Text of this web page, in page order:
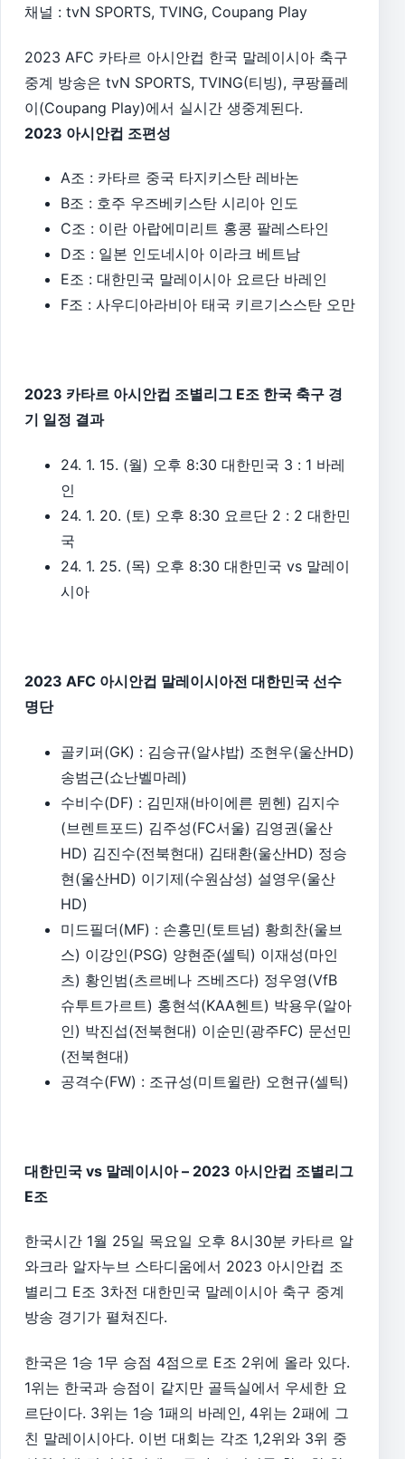
채널 : tvN SPORTS, TVING, Coupang Play
2023 AFC 카타르 아시안컵 한국 말레이시아 축구
중계 방송은 tvN SPORTS, TVING(티빙), 쿠팡플레
이(Coupang Play)에서 실시간 생중계된다.
2023 아시안컵 조편성
A조 : 카타르 중국 타지키스탄 레바논
B조 : 호주 우즈베키스탄 시리아 인도
C조 : 이란 아랍에미리트 홍콩 팔레스타인
D조 : 일본 인도네시아 이라크 베트남
E조 : 대한민국 말레이시아 요르단 바레인
F조 : 사우디아라비아 태국 키르기스스탄 오만
2023 카타르 아시안컵 조별리그 E조 한국 축구 경
기 일정 결과
24. 1. 15. (월) 오후 8:30 대한민국 3 : 1 바레
인
24. 1. 20. (토) 오후 8:30 요르단 2 : 2 대한민
국
24. 1. 25. (목) 오후 8:30 대한민국 vs 말레이
시아
2023 AFC 아시안컵 말레이시아전 대한민국 선수
명단
골키퍼(GK) : 김승규(알샤밥) 조현우(울산HD)
송범근(쇼난벨마레)
수비수(DF) : 김민재(바이에른 뮌헨) 김지수
(브렌트포드) 김주성(FC서울) 김영권(울산
HD) 김진수(전북현대) 김태환(울산HD) 정승
현(울산HD) 이기제(수원삼성) 설영우(울산
HD)
미드필더(MF) : 손흥민(토트넘) 황희찬(울브
스) 이강인(PSG) 양현준(셀틱) 이재성(마인
츠) 황인범(츠르베나 즈베즈다) 정우영(VfB
슈투트가르트) 홍현석(KAA헨트) 박용우(알아
인) 박진섭(전북현대) 이순민(광주FC) 문선민
(전북현대)
공격수(FW) : 조규성(미트윌란) 오현규(셀틱)
대한민국 vs 말레이시아 – 2023 아시안컵 조별리그
E조
한국시간 1월 25일 목요일 오후 8시30분 카타르 알
와크라 알자누브 스타디움에서 2023 아시안컵 조
별리그 E조 3차전 대한민국 말레이시아 축구 중계
방송 경기가 펼쳐진다.
한국은 1승 1무 승점 4점으로 E조 2위에 올라 있다.
1위는 한국과 승점이 같지만 골득실에서 우세한 요
르단이다. 3위는 1승 1패의 바레인, 4위는 2패에 그
친 말레이시아다. 이번 대회는 각조 1,2위와 3위 중